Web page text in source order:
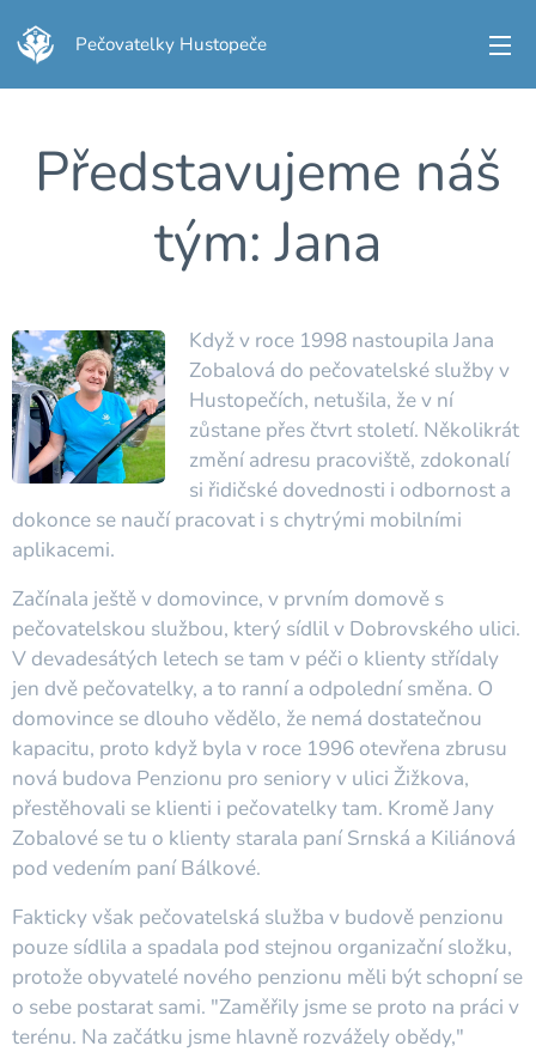
Pečovatelky Hustopeče
Představujeme náš
tým: Jana
Když v roce 1998 nastoupila Jana
Zobalová do pečovatelské služby v
Hustopečích, netušila, že v ní
zůstane přes čtvrt století. Několikrát
změní adresu pracoviště, zdokonalí
si řidičské dovednosti i odbornost a
dokonce se naučí pracovat i s chytrými mobilními
aplikacemi.
Začínala ještě v domovince, v prvním domově s
pečovatelskou službou, který sídlil v Dobrovského ulici.
V devadesátých letech se tam v péči o klienty střídaly
jen dvě pečovatelky, a to ranní a odpolední směna. O
domovince se dlouho vědělo, že nemá dostatečnou
kapacitu, proto když byla v roce 1996 otevřena zbrusu
nová budova Penzionu pro seniory v ulici Žižkova,
přestěhovali se klienti i pečovatelky tam. Kromě Jany
Zobalové se tu o klienty starala paní Srnská a Kiliánová
pod vedením paní Bálkové.
Fakticky však pečovatelská služba v budově penzionu
pouze sídlila a spadala pod stejnou organizační složku,
protože obyvatelé nového penzionu měli být schopní se
o sebe postarat sami. "Zaměřily jsme se proto na práci v
terénu. Na začátku jsme hlavně rozvážely obědy,"